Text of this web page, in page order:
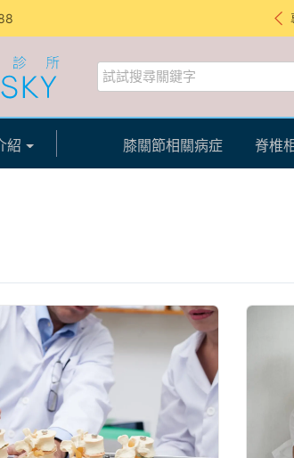
紹 膝關節相關病症 脊椎